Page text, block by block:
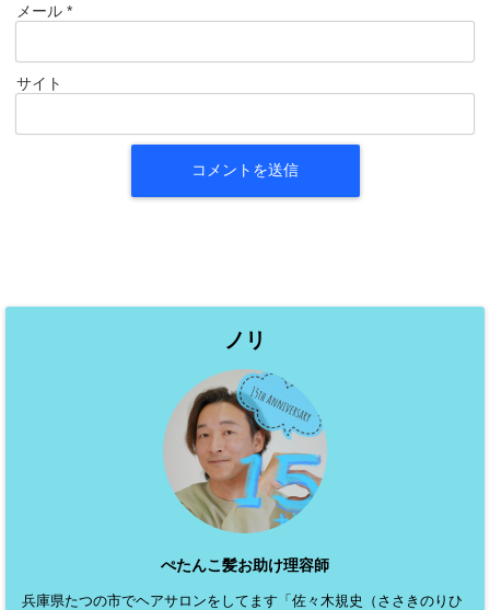
メール *
サイト
ノリ
ぺたんこ髪お助け理容師
兵庫県たつの市でヘアサロンをしてます「佐々木規史（ささきのりひ